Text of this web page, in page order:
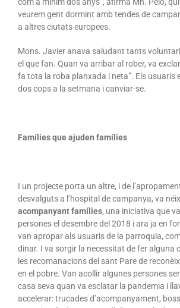
veurem gent dormint amb tendes de
a altres ciutats europees.
Mons. Javier anava saludant tants
el que fan. Quan va arribar al rober, va
fa tota la roba planxada i neta”. Els usuaris
dos cops a la setmana i canviar-se.
Famílies que ajuden famílies
I un projecte porta un altre, i de
desvalguts a l’hospital de campanya, va
acompanyant famílies, una iniciativa que
persones el desembre del 2018 i ara ja en
van apropar als usuaris de la parroquia,
dinar. I va sorgir la necessitat de fer alguna
les recomanacions del sant Pare de
en el pobre. Van acollir algunes persones
casa seva quan va esclatar la pandemia i
accelerar: trucades d’acompanyament,